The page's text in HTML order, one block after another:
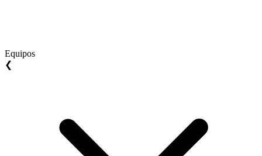
Equipos
❮